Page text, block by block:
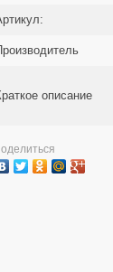
описание